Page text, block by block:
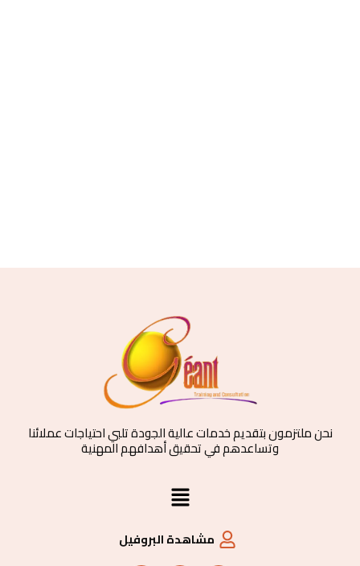
نحن ملتزمون بتقديم خدمات عالية الجودة تلبي احتياجات عملائنا
وتساعدهم في تحقيق أهدافهم المهنية
القائمة
مشاهدة البروفيل